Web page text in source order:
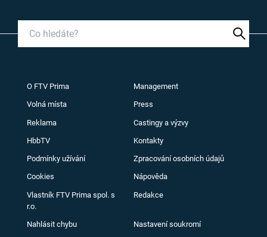
O FTV Prima Management
Volná místa Press
Reklama Castingy a výzvy
HbbTV Kontakty
Podmínky užívání Zpracování osobních údajů
Cookies Nápověda
Vlastník FTV Prima spol. s
r.o.
Redakce
Nahlásit chybu Nastavení soukromí